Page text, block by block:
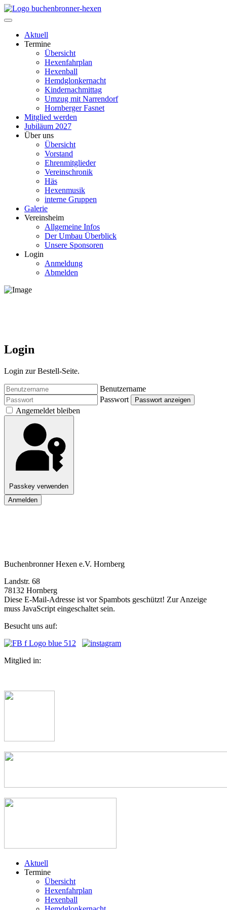
Aktuell
Termine
Übersicht
Hexenfahrplan
Hexenball
Hemdglonkernacht
Kindernachmittag
Umzug mit Narrendorf
Hornberger Fasnet
Mitglied werden
Jubiläum 2027
Über uns
Übersicht
Vorstand
Ehrenmitglieder
Vereinschronik
Häs
Hexenmusik
interne Gruppen
Galerie
Vereinsheim
Allgemeine Infos
Der Umbau Überblick
Unsere Sponsoren
Login
Anmeldung
Abmelden
Login
Login zur Bestell-Seite.
Benutzername
Passwort
Passwort anzeigen
Angemeldet bleiben
Passkey verwenden
Anmelden
Buchenbronner Hexen e.V. Hornberg
Landstr. 68
78132 Hornberg
Diese E-Mail-Adresse ist vor Spambots geschützt! Zur Anzeige
muss JavaScript eingeschaltet sein.
Besucht uns auf:
Mitglied in:
Aktuell
Termine
Übersicht
Hexenfahrplan
Hexenball